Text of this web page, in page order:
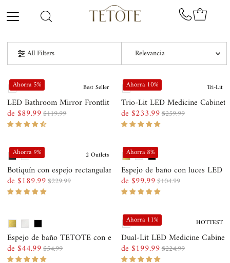
Ir directamente al contenido
All Filters Relevancia
Características
Más relevantes
Más vendidos
Alfabéticamente, Z-A
Precio, menor a mayor
Fecha: reciente a antiguo(a)
Ahorra 5% Best Seller
LED Bathroom Mirror Frontlit and Backlit
Precio
venta
de $89.99Precio
$119.99
Ahorra 10% Tri-Lit
Trio-Lit LED Medicine Cabinet
Precio
venta
de $233.99Precio
$259.99
Ahorra 9% 2 Outlets
Botiquín con espejo rectangular TETOTE
Precio
de $189.99Precio
$229.99
Ahorra 8%
Espejo de baño con luces LED
Precio
venta
de $99.99Precio
$104.99
Espejo de baño TETOTE con esquinas redondeadas cuadradas ...
Precio
de $44.99Precio
$54.99
Ahorra 11% HOTTEST
Dual-Lit LED Medicine Cabinet
Precio
de $199.99Precio
$224.99